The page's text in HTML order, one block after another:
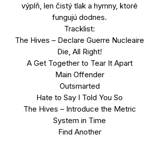
výplň, len čistý tlak a hymny, ktoré
fungujú dodnes.
Tracklist:
The Hives – Declare Guerre Nucleaire
Die, All Right!
A Get Together to Tear It Apart
Main Offender
Outsmarted
Hate to Say I Told You So
The Hives – Introduce the Metric
System in Time
Find Another